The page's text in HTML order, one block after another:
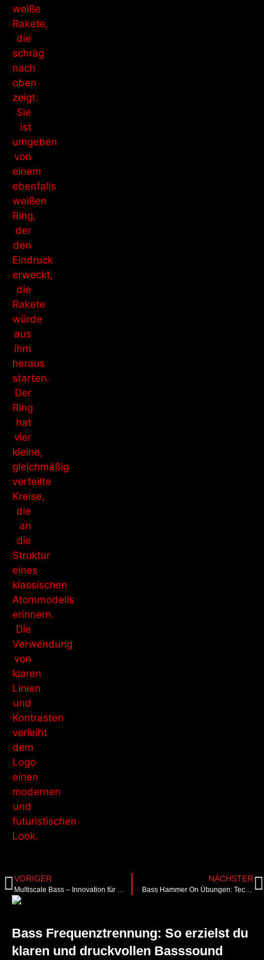
VORIGER
Multiscale Bass – Innovation für Sound & Spielkomfort
NÄCHSTER
Bass Hammer On Übungen: Technik verbessern & schneller spielen
Bass Frequenztrennung: So erzielst du
klaren und druckvollen Basssound